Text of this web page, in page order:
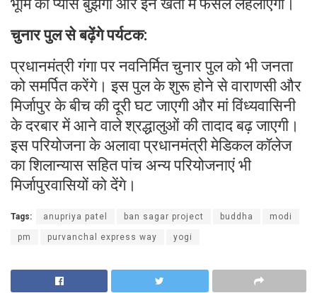
भूमि की प्यास बुझेगी और इन खेतों में फसल लहलाएंगी।
चुनार पुल से बढ़ेंगे पर्यटक:
प्रधानमंत्री गंगा पर नवनिर्मित चुनार पुल को भी जनता
को समर्पित करेंगे। इस पुल के शुरू होने से वाराणसी और
मिर्जापुर के बीच की दूरी घट जाएगी और मां विंध्यवासिनी
के दरबार में आने वाले श्रद्धालुओं की तादाद बढ़ जाएगी।
इस परियोजना के अलावा प्रधानमंत्री मेडिकल कॉलेज
का शिलान्यास सहित पांच अन्य परियोजनाएं भी
मिर्जापुरवासियों को देंगे।
Tags: anupriya patel ban sagar project buddha modi
pm purvanchal express way yogi